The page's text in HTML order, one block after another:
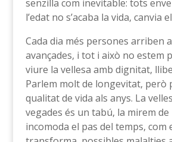
senzilla com inevitable: tots
l’edat no s’acaba la vida, canvia
Cada dia més persones arriben
avançades, i tot i això no estem
viure la vellesa amb dignitat,
Parlem molt de longevitat, però
qualitat de vida als anys. La
vegades és un tabú, la mirem
incomoda el pas del temps, com